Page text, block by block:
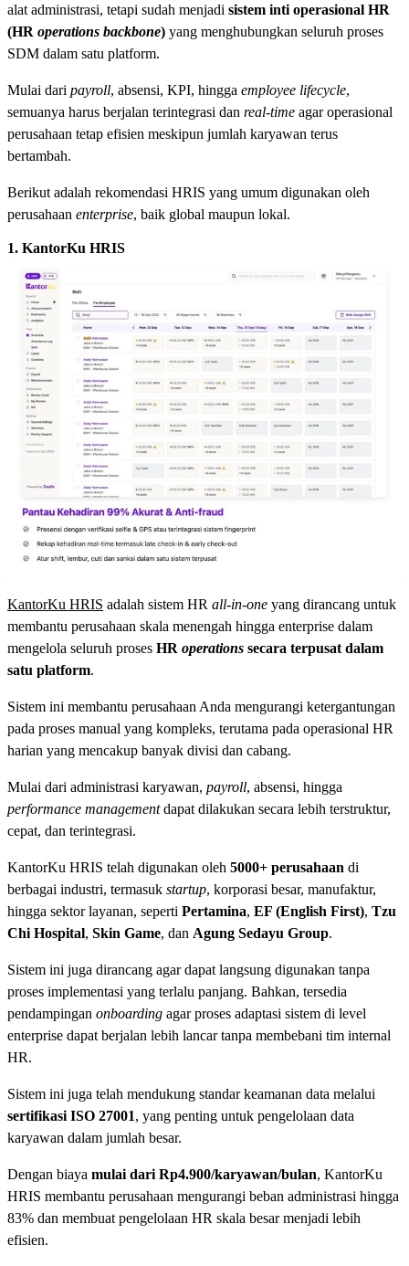
alat administrasi, tetapi sudah menjadi sistem inti operasional HR
(HR operations backbone) yang menghubungkan seluruh proses
SDM dalam satu platform.
Mulai dari payroll, absensi, KPI, hingga employee lifecycle,
semuanya harus berjalan terintegrasi dan real-time agar operasional
perusahaan tetap efisien meskipun jumlah karyawan terus
bertambah.
Berikut adalah rekomendasi HRIS yang umum digunakan oleh
perusahaan enterprise, baik global maupun lokal.
1. KantorKu HRIS
KantorKu HRIS adalah sistem HR all-in-one yang dirancang untuk
membantu perusahaan skala menengah hingga enterprise dalam
mengelola seluruh proses HR operations secara terpusat dalam
satu platform.
Sistem ini membantu perusahaan Anda mengurangi ketergantungan
pada proses manual yang kompleks, terutama pada operasional HR
harian yang mencakup banyak divisi dan cabang.
Mulai dari administrasi karyawan, payroll, absensi, hingga
performance managementdapat dilakukan secara lebih terstruktur,
cepat, dan terintegrasi.
KantorKu HRIS telah digunakan oleh 5000+ perusahaan di
berbagai industri, termasuk startup, korporasi besar, manufaktur,
hingga sektor layanan, seperti Pertamina, EF (English First), Tzu
Chi Hospital, Skin Game, dan Agung Sedayu Group.
Sistem ini juga dirancang agar dapat langsung digunakan tanpa
proses implementasi yang terlalu panjang. Bahkan, tersedia
pendampingan onboarding agar proses adaptasi sistem di level
enterprise dapat berjalan lebih lancar tanpa membebani tim internal
HR.
Sistem ini juga telah mendukung standar keamanan data melalui
sertifikasi ISO 27001, yang penting untuk pengelolaan data
karyawan dalam jumlah besar.
Dengan biaya mulai dari Rp4.900/karyawan/bulan, KantorKu
HRIS membantu perusahaan mengurangi beban administrasi hingga
83% dan membuat pengelolaan HR skala besar menjadi lebih
efisien.